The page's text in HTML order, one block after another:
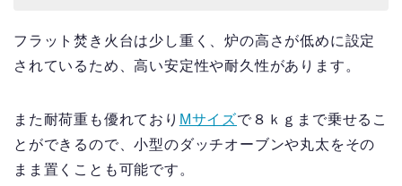
フラット焚き火台は少し重く、炉の高さが低めに設定
されているため、高い安定性や耐久性があります。
また耐荷重も優れており Mサイズで８ｋｇまで乗せるこ
とができるので、小型のダッチオーブンや丸太をその
まま置くことも可能です。